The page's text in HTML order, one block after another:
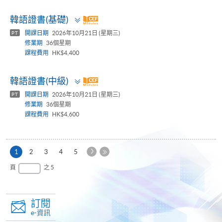
韓語證書(基礎)
Toggle
panel
PT 開課日期
2026年10月21日 (星期三)
修業期
36個星期
課程費用
HK$4,400
韓語證書(中級)
Toggle
panel
PT 開課日期
2026年10月21日 (星期三)
修業期
36個星期
課程費用
HK$4,600
1 本
頁
2 3 4 5
下
頁 之 5
訂閱
e-資訊